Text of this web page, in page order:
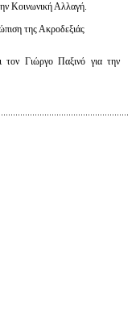
Κοινωνική Αλλαγή.
της Ακροδεξιάς
τον Γιώργο Παξινό για την